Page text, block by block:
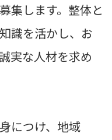
集します。整体と
識を活かし、お
実な人材を求め
につけ、地域